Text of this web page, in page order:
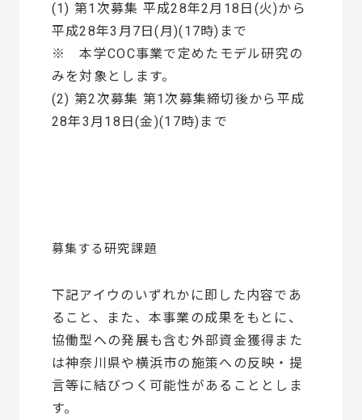
(1) 第1次募集 平成28年2月18日(火)から
平成28年3月7日(月)(17時)まで
※ 本学COC事業で定めたモデル研究の
みを対象とします。
(2) 第2次募集 第1次募集締切後から平成
28年3月18日(金)(17時)まで
募集する研究課題
下記アイウのいずれかに即した内容であ
ること、また、本事業の成果をもとに、
協働型への発展も含む外部資金獲得また
は神奈川県や横浜市の施策への反映・提
言等に結びつく可能性があることとしま
す。